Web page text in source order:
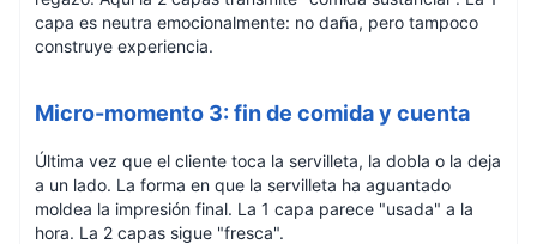
capa es neutra emocionalmente: no daña, pero tampoco
construye experiencia.
Micro-momento 3: fin de comida y cuenta
Última vez que el cliente toca la servilleta, la dobla o la deja
a un lado. La forma en que la servilleta ha aguantado
moldea la impresión final. La 1 capa parece "usada" a la
hora. La 2 capas sigue "fresca".